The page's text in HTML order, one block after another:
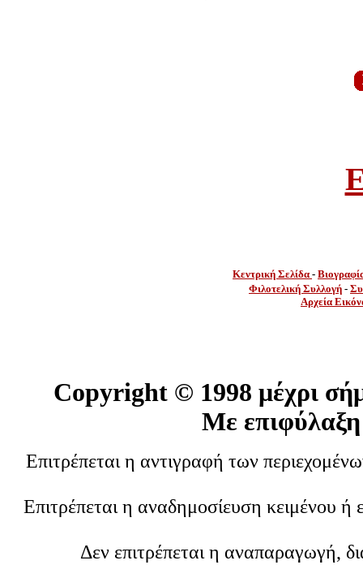
Κεντρική Σελίδα -
Φιλοτελική Συλλογή -
Αρχεία
Copyright © 1998 μέχρι
Με επιφύλαξη
Επιτρέπεται η αντιγραφή των
Επιτρέπεται η αναδημοσίευση κειμένου
Δεν επιτρέπεται η αναπαραγωγή,